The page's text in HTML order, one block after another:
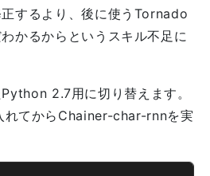
するより、後に使うTornado
かるからというスキル不足に
2.7用に切り替えます。
れてからChainer-char-rnnを実